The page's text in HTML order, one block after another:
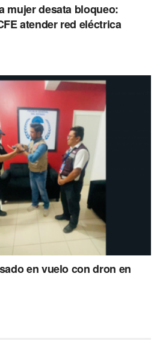
mujer desata bloqueo:
atender red eléctrica
en vuelo con dron en